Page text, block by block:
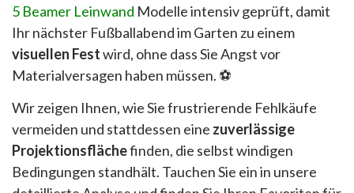
5 Beamer Leinwand Modelle intensiv geprüft, damit
Ihr nächster Fußballabend im Garten zu einem
visuellen Festwird, ohne dass Sie Angst vor
Materialversagen haben müssen. ⚽
Wir zeigen Ihnen, wie Sie frustrierende Fehlkäufe
vermeiden und stattdessen eine zuverlässige
Projektionsflächefinden, die selbst windigen
Bedingungen standhält. Tauchen Sie ein in unsere